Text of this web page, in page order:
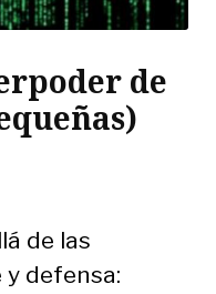
de
de las
defensa: